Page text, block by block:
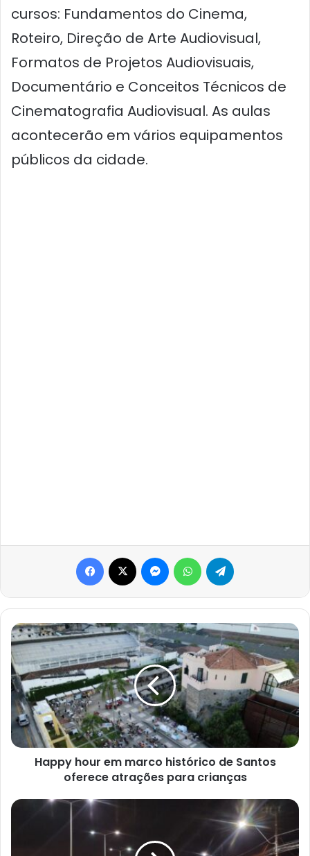
cursos: Fundamentos do Cinema,
Roteiro, Direção de Arte Audiovisual,
Formatos de Projetos Audiovisuais,
Documentário e Conceitos Técnicos de
Cinematografia Audiovisual. As aulas
acontecerão em vários equipamentos
públicos da cidade.
Facebook MessengerWhatsApp
Happy
hour
em
marco
histórico
de
Santos
oferece
atrações
Happy hour em marco histórico de Santos
oferece atrações para crianças
Ruas